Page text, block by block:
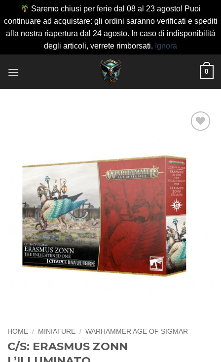
Saremo chiusi per ferie dal 08 al 23 agosto! Puoi
continuare ad acquistare: gli ordini saranno verificati e spediti
alla nostra riapertura dal 24 agosto. In caso di indisponibilità
degli articoli, verrete rimborsati. Ignora
0
desideri
HOME / MINIATURE / WARHAMMER AGE OF SIGMAR
C/S: ERASMUS ZONN